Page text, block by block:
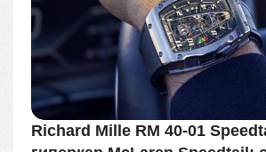
Richard Mille RM 40-01